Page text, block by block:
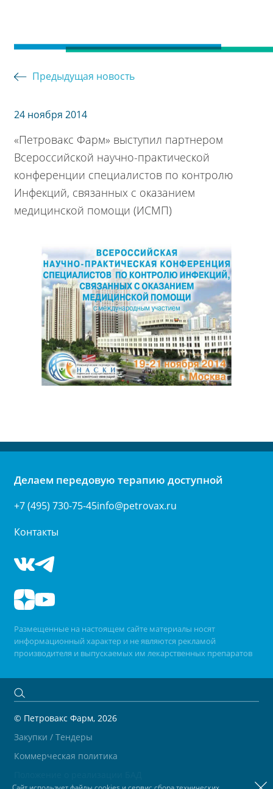
Предыдущая новость
24 ноября 2014
«Петровакс Фарм» выступил партнером
Всероссийской научно-практической
конференции специалистов по контролю
Инфекций, связанных с оказанием
медицинской помощи (ИСМП)
Делаем передовую терапию доступной
+7 (495) 730-75-45info@petrovax.ru
Контакты
Размещенные на настоящем сайте материалы носят
информационный характер и не являются рекламой
производителя и выпускаемых им лекарственных препаратов
© Петровакс Фарм, 2026
Закупки / Тендеры
Коммерческая политика